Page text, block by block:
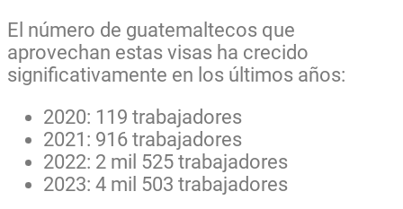
El número de guatemaltecos que
aprovechan estas visas ha crecido
significativamente en los últimos años:
2020: 119 trabajadores
2021: 916 trabajadores
2022: 2 mil 525 trabajadores
2023: 4 mil 503 trabajadores